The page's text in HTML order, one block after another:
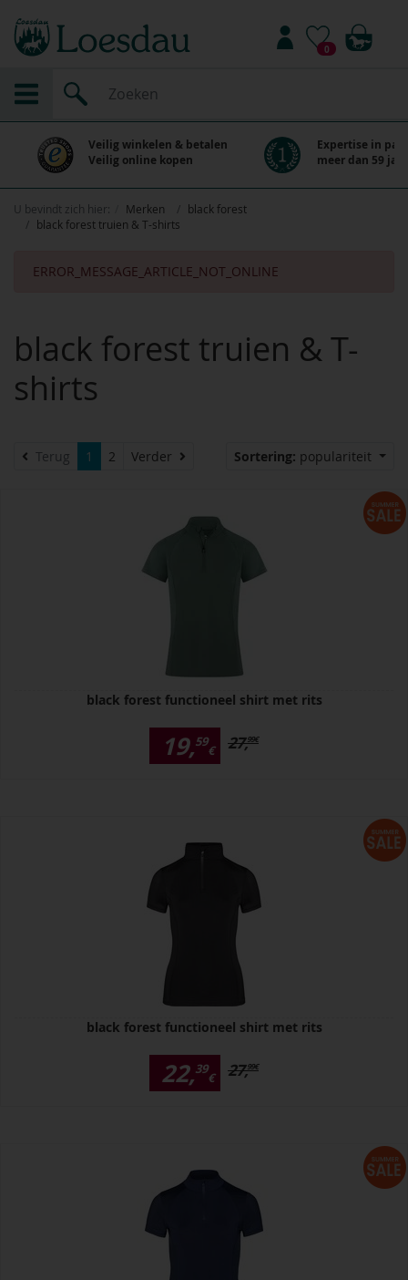
0
Veilig winkelen & betalen
Veilig online kopen
Expertise in
meer dan 59
U bevindt zich hier: Merken
black forest
black forest truien & T-shirts
ERROR_MESSAGE_ARTICLE_NOT_ONLINE
black forest truien & T-
shirts
Terug 1 2 Verder Sortering: populariteit
black forest functioneel shirt met rits
19,59
€ 27,99€
black forest functioneel shirt met rits
22,39
€ 27,99€